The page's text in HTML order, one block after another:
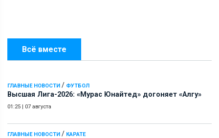
Всё вместе
ГЛАВНЫЕ НОВОСТИ / ФУТБОЛ
Высшая Лига-2026: «Мурас Юнайтед» догоняет «Алгу»
01:25 | 07 августа
ГЛАВНЫЕ НОВОСТИ / КАРАТЕ